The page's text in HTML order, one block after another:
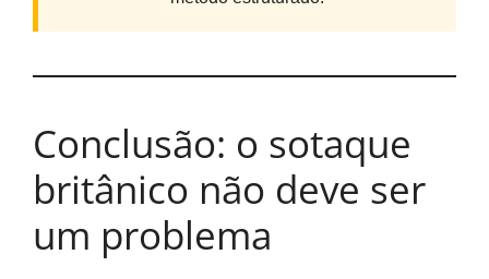
Conclusão: o sotaque
britânico não deve ser
um problema